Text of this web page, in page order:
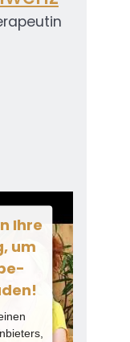
Ihre
um